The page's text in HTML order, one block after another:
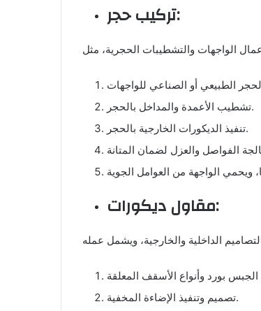
تركيب حجر:
تشطيب الأعمدة والمداخل بالحجر.
تنفيذ الديكورات الخارجية بالحجر.
مقاول ديكورات:
تصميم وتنفيذ الإضاءة المخفية.